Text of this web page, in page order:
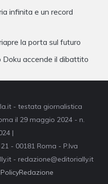
infinita e un record
la porta sul futuro
Doku accende il dibattito
- testata giornalistica
il 29 maggio 2024 - n.
|
- 00181 Roma - P.Iva
- redazione@editorially.it
Redazione